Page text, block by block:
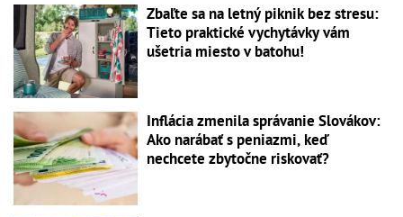
Zbaľte sa na letný piknik bez stresu:
Tieto praktické vychytávky vám
ušetria miesto v batohu!
Inflácia zmenila správanie Slovákov:
Ako narábať s peniazmi, keď
nechcete zbytočne riskovať?